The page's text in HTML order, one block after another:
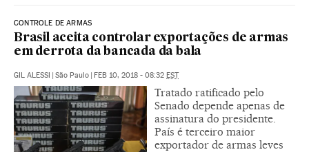
CONTROLE DE ARMAS
Brasil aceita controlar exportações de armas
em derrota da bancada da bala
GIL ALESSI | São Paulo | FEB 10, 2018 - 08:32 EST
Tratado ratificado pelo
Senado depende apenas de
assinatura do presidente.
País é terceiro maior
exportador de armas leves